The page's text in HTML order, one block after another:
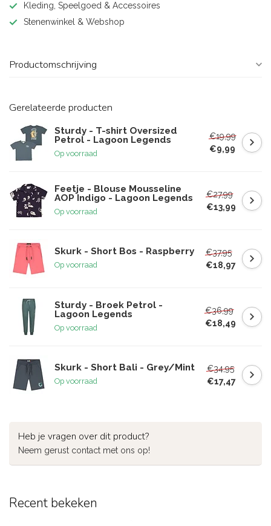
Kleding, Speelgoed & Accessoires
Stenenwinkel & Webshop
Productomschrijving
Gerelateerde producten
Sturdy - T-shirt Oversized
Petrol - Lagoon Legends
Op voorraad
€19,99
€9,99
Feetje - Blouse Mousseline
AOP Indigo - Lagoon Legends
Op voorraad
€27,99
€13,99
Skurk - Short Bos - Raspberry
Op voorraad
€37,95
€18,97
Sturdy - Broek Petrol -
Lagoon Legends
Op voorraad
€36,99
€18,49
Skurk - Short Bali - Grey/Mint
Op voorraad
€34,95
€17,47
Heb je vragen over dit product?
Neem gerust contact met ons op!
Recent bekeken